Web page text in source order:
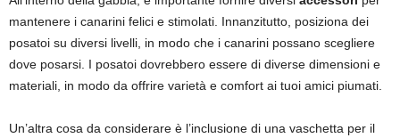
mantenere i canarini felici e stimolati. Innanzitutto, posiziona dei
posatoi su diversi livelli, in modo che i canarini possano scegliere
dove posarsi. I posatoi dovrebbero essere di diverse dimensioni e
materiali, in modo da offrire varietà e comfort ai tuoi amici piumati.
Un’altra cosa da considerare è l’inclusione di una vaschetta per il